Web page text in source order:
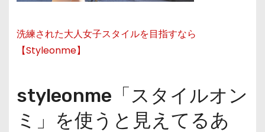
洗練された大人女子スタイルを目指すなら
【Styleonme】
styleonme「スタイルオン
ミ」を使うと見えてるあ